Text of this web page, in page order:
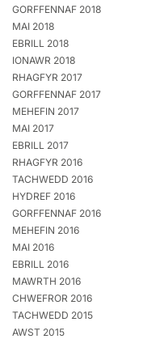
GORFFENNAF 2018
MAI 2018
EBRILL 2018
IONAWR 2018
RHAGFYR 2017
GORFFENNAF 2017
MEHEFIN 2017
MAI 2017
EBRILL 2017
RHAGFYR 2016
TACHWEDD 2016
HYDREF 2016
GORFFENNAF 2016
MEHEFIN 2016
MAI 2016
EBRILL 2016
MAWRTH 2016
CHWEFROR 2016
TACHWEDD 2015
AWST 2015